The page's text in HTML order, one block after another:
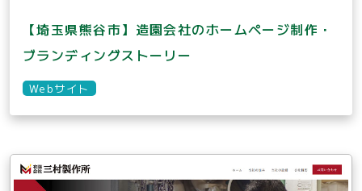
【埼玉県熊谷市】造園会社のホームページ制作・
ブランディングストーリー
Webサイト